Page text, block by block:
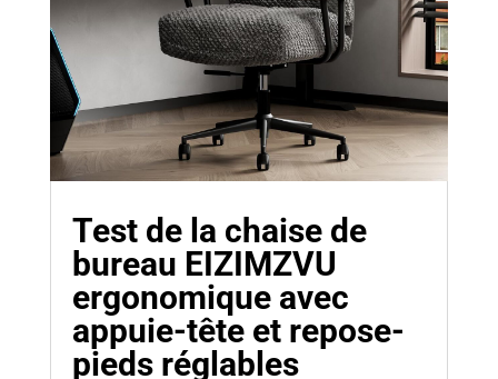
Test de la chaise de
bureau EIZIMZVU
ergonomique avec
appuie-tête et repose-
pieds réglables